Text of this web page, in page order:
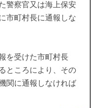
警察官又は海上保安
市町村長に通報しな
を受けた市町村長
ところにより、その
関に通報しなければ